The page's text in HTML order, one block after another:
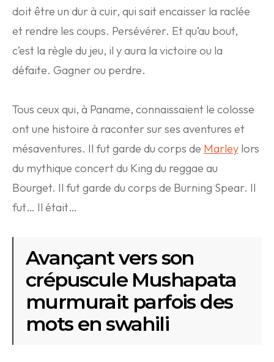
doit être un dur à cuir, qui sait encaisser la raclée
et rendre les coups. Persévérer. Et qu’au bout,
c’est la règle du jeu, il y aura la victoire ou la
défaite. Gagner ou perdre.
Tous ceux qui, à Paname, connaissaient le colosse
ont une histoire à raconter sur ses aventures et
mésaventures. Il fut garde du corps de Marley lors
du mythique concert du King du reggae au
Bourget. Il fut garde du corps de Burning Spear. Il
fut… Il était…
Avançant vers son
crépuscule Mushapata
murmurait parfois des
mots en swahili